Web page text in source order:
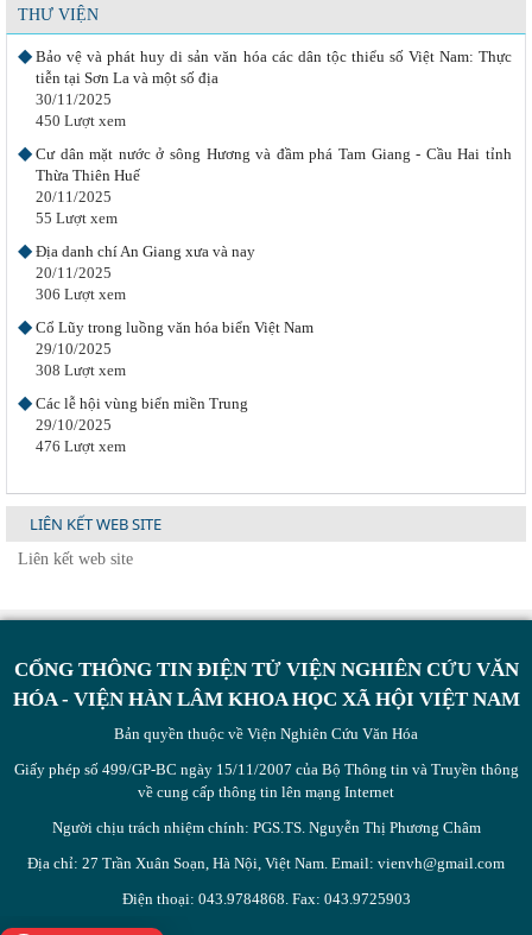
THƯ VIỆN
706 Lượt xem
Bảo vệ và phát huy di sản văn hóa các dân tộc thiểu số Việt Nam: Thực
tiễn tại Sơn La và một số địa
30/11/2025
450 Lượt xem
Cư dân mặt nước ở sông Hương và đầm phá Tam Giang - Cầu Hai tỉnh
Thừa Thiên Huế
20/11/2025
55 Lượt xem
Địa danh chí An Giang xưa và nay
20/11/2025
306 Lượt xem
Cổ Lũy trong luồng văn hóa biển Việt Nam
29/10/2025
308 Lượt xem
Các lễ hội vùng biển miền Trung
29/10/2025
476 Lượt xem
LIÊN KẾT WEB SITE
CỔNG THÔNG TIN ĐIỆN TỬ VIỆN NGHIÊN CỨU VĂN
HÓA - VIỆN HÀN LÂM KHOA HỌC XÃ HỘI VIỆT NAM
Bản quyền thuộc về Viện Nghiên Cứu Văn Hóa
Giấy phép số 499/GP-BC ngày 15/11/2007 của Bộ Thông tin và Truyền thông
về cung cấp thông tin lên mạng Internet
Người chịu trách nhiệm chính: PGS.TS. Nguyễn Thị Phương Châm
Địa chỉ: 27 Trần Xuân Soạn, Hà Nội, Việt Nam. Email: vienvh@gmail.com
Điện thoại: 043.9784868. Fax: 043.9725903